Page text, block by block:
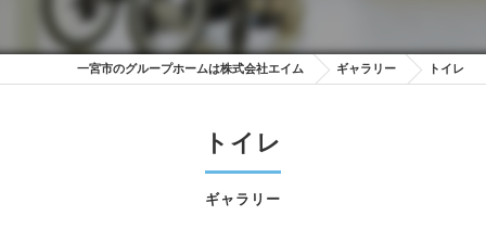
一宮市のグループホームは株式会社エイム ギャラリー トイレ
ギャラリー
トイレ